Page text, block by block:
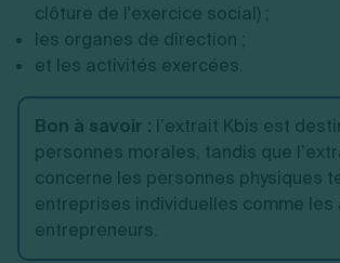
clôture de l'exercice social) ;
les organes de direction ;
et les activités exercées.
Bon à savoir : l’extrait Kbis est
personnes morales, tandis que
concerne les personnes physiques
entreprises individuelles comme les
entrepreneurs.